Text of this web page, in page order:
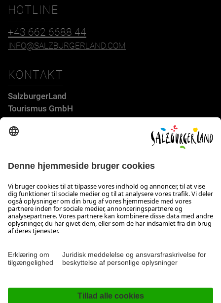
HOTLINE
+43 662 6688 44
INFO@SALZBURGERLAND.COM
KONTAKT
SalzburgerLand
Tourismus GmbH
Wiener Bundesstraße 23
info@salzburgerland.com
ÅBNINGSTIDER
Vi glæder os til at høre fra dig!
Erklæring om tilgængelighed